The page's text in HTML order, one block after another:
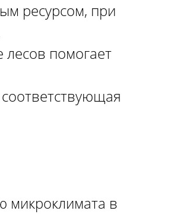
ресурсом, при
помогает
микроклимата в